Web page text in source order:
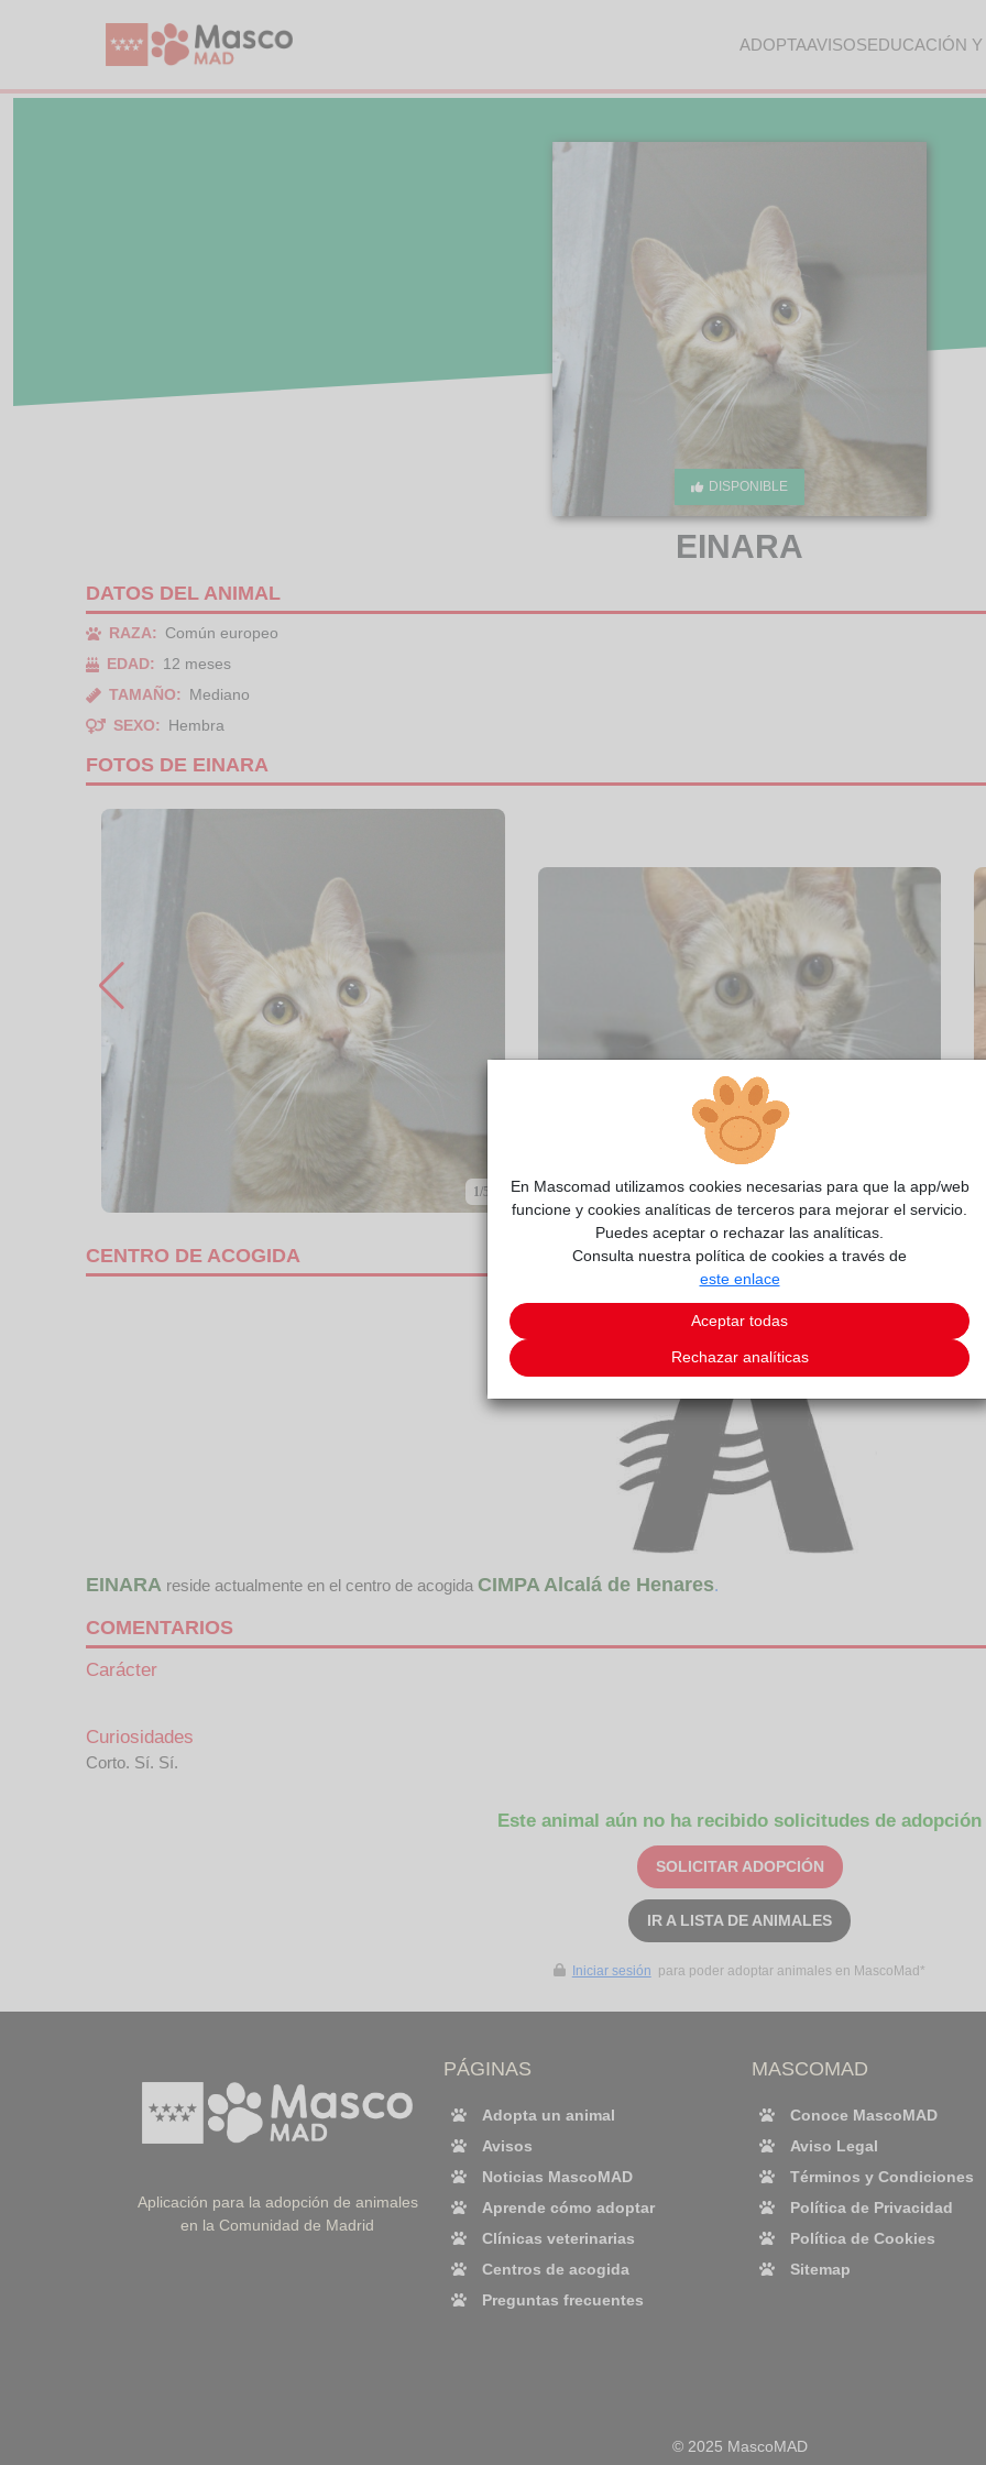
ADOPTAAVISOSEDUCACIÓN
DISPONIBLE
EINARA
DATOS DEL ANIMAL
RAZA:
Común europeo
EDAD:
12 meses
TAMAÑO:
Mediano
SEXO:
Hembra
FOTOS DE EINARA
1/5
CENTRO DE ACOGIDA
EINARA reside actualmente en el centro de acogida CIMPA Alcalá de Henares.
COMENTARIOS
Carácter
Curiosidades
Corto. Sí. Sí.
Este animal aún no ha recibido solicitudes de adopción
SOLICITAR ADOPCIÓN
IR A LISTA DE ANIMALES
Iniciar sesión para poder adoptar animales en MascoMad*
Aplicación para la adopción de animales
en la Comunidad de Madrid
PÁGINAS
Adopta un animal
Avisos
Noticias MascoMAD
Aprende cómo adoptar
Clínicas veterinarias
Centros de acogida
Preguntas frecuentes
MASCOMAD
Conoce MascoMAD
Aviso Legal
Términos y Condiciones
Política de Privacidad
Política de Cookies
Sitemap
© 2025 MascoMAD
En Mascomad utilizamos cookies necesarias para que la app/web
funcione y cookies analíticas de terceros para mejorar el servicio.
Puedes aceptar o rechazar las analíticas.
Consulta nuestra política de cookies a través de
este enlace
Aceptar todas
Rechazar analíticas